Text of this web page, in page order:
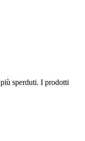
sperduti. I prodotti